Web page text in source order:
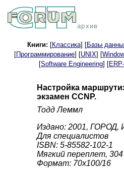
архив
Книги: [Классика] [Базы
[Программирование] [UNIX] [
[Software Engineering] [
Настройка
экзамен CCNP.
Тодд Леммл
Издано: 2001, ГОРОД,
Для специалистов
ISBN: 5-85582-102-1
Мягкий переплет,
Формат: 70x100/16